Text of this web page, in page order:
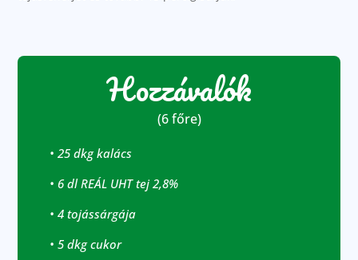
Hozzávalók
(6 főre)
• 25 dkg kalács
• 6 dl REÁL UHT tej 2,8%
• 4 tojássárgája
• 5 dkg cukor